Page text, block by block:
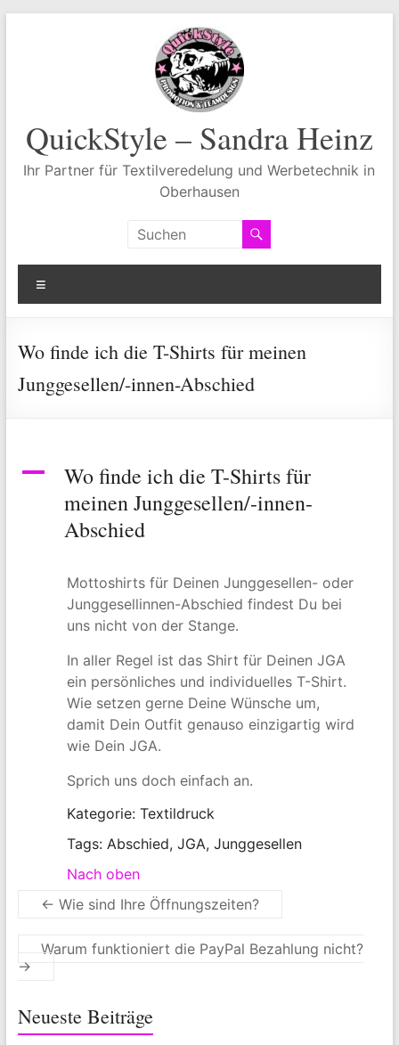
QuickStyle – Sandra Heinz
Ihr Partner für Textilveredelung und Werbetechnik in
Oberhausen
Wo finde ich die T-Shirts für meinen
Junggesellen/-innen-Abschied
A
Wo finde ich die T-Shirts für
meinen Junggesellen/-innen-
Abschied
Mottoshirts für Deinen Junggesellen- oder
Junggesellinnen-Abschied findest Du bei
uns nicht von der Stange.
In aller Regel ist das Shirt für Deinen JGA
ein persönliches und individuelles T-Shirt.
Wie setzen gerne Deine Wünsche um,
damit Dein Outfit genauso einzigartig wird
wie Dein JGA.
Sprich uns doch einfach an.
Kategorie: Textildruck
Tags: Abschied, JGA, Junggesellen
Nach oben
← Wie sind Ihre Öffnungszeiten?
Warum funktioniert die PayPal Bezahlung nicht?
→
Neueste Beiträge